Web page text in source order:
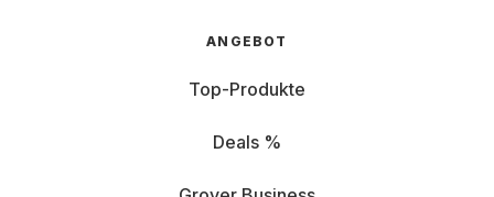
ANGEBOT
Top-Produkte
Deals %